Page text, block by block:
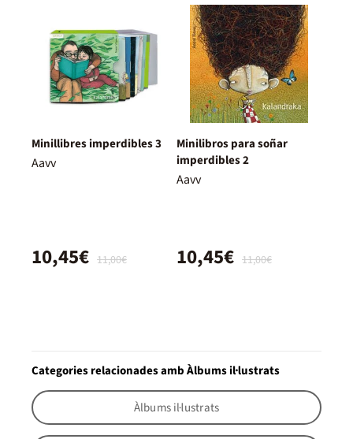
Minillibres imperdibles 3
Aavv
11,00€
10,45€
Minilibros para soñar
imperdibles 2
Aavv
11,00€
10,45€
Categories relacionades amb Àlbums il·lustrats
Àlbums il·lustrats